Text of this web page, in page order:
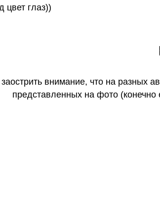
цвет глаз))
заострить внимание, что на разных
представленных на фото (конечно